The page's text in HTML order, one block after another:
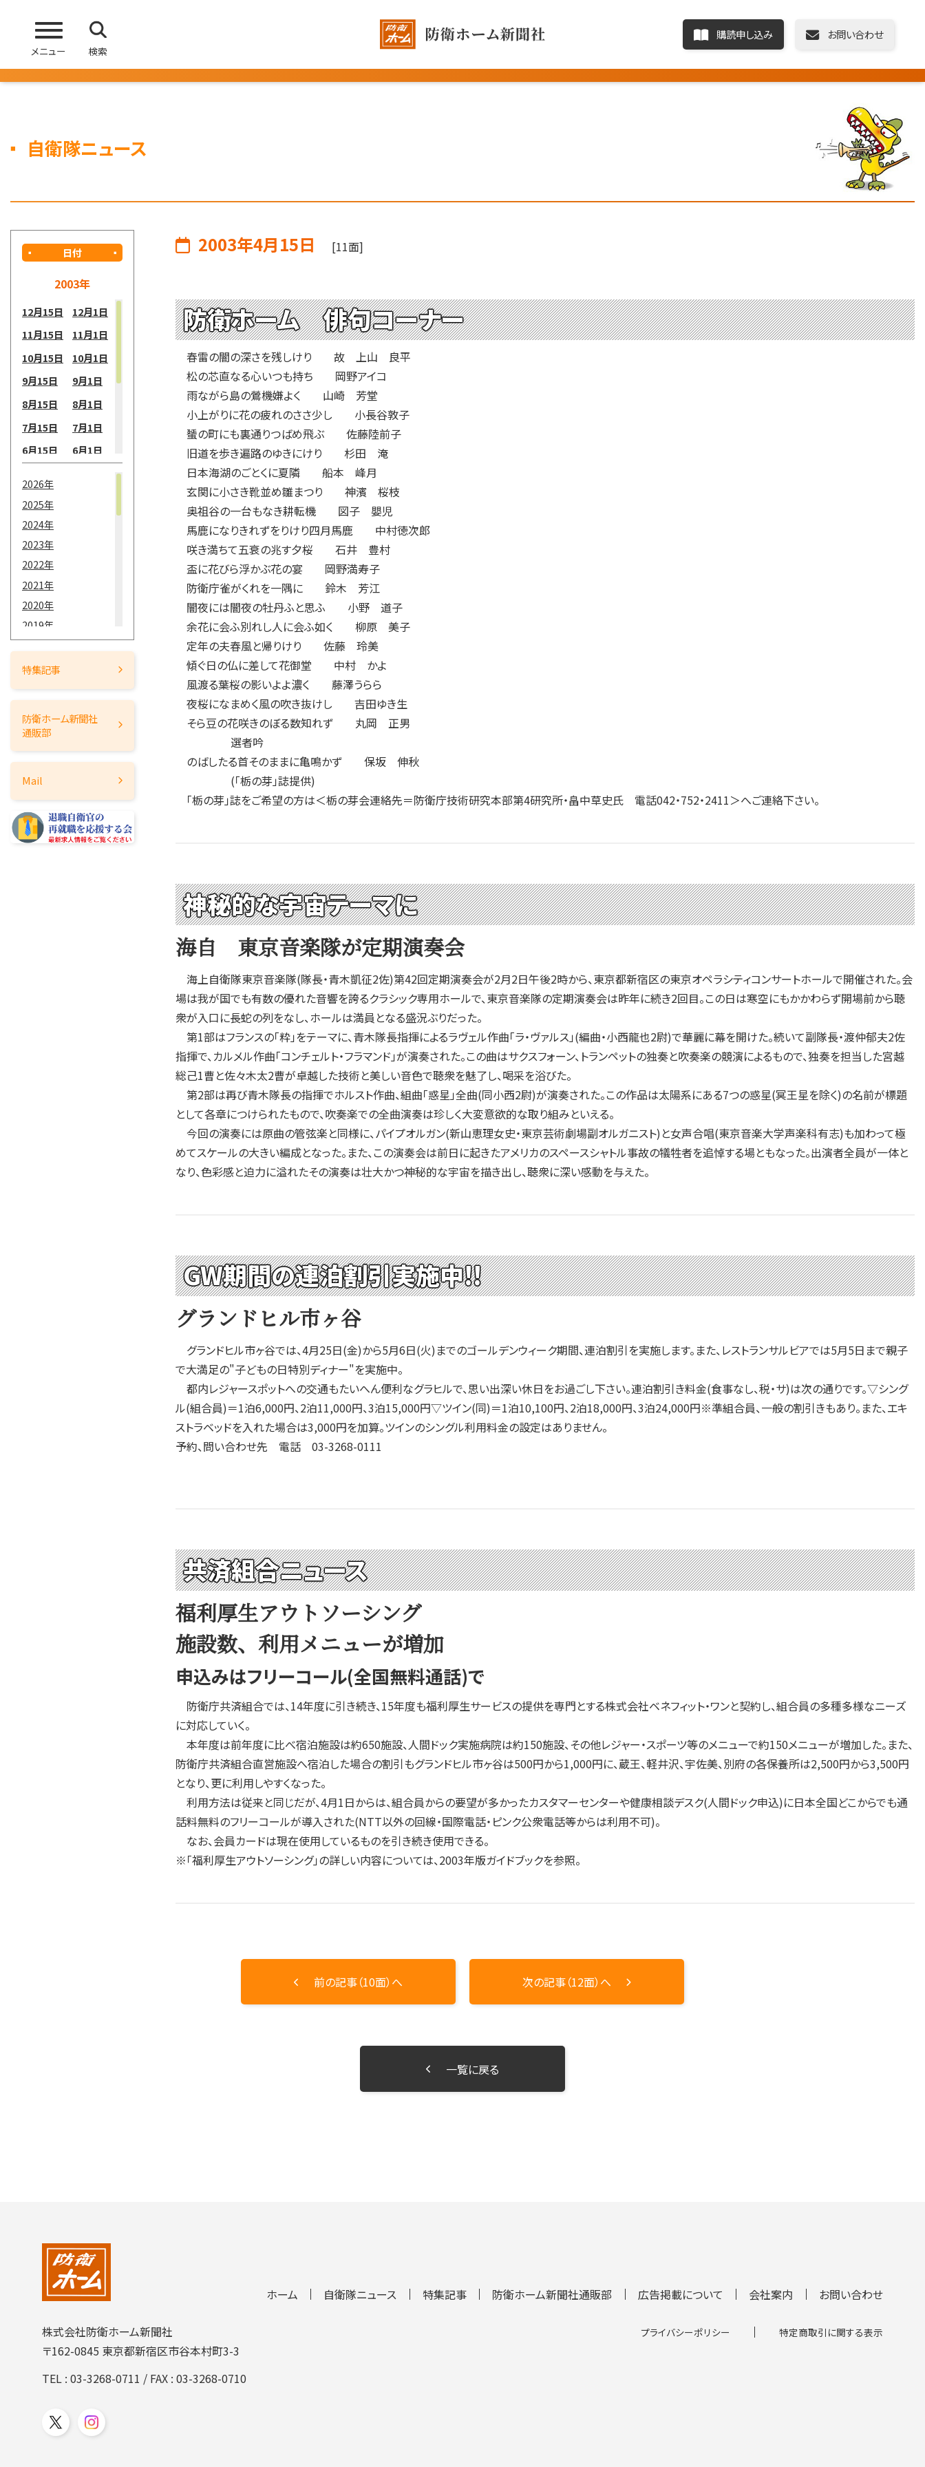
メニュー 検索
購読申し込み お問い合わせ
自衛隊ニュース
日付
2003年
12月15日
12月1日
11月15日
11月1日
10月15日
10月1日
9月15日
9月1日
8月15日
8月1日
7月15日
7月1日
6月15日
6月1日
3月15日
2月15日
1月15日
2026年
2025年
2024年
2023年
2022年
2021年
2020年
2019年
2018年
2017年
2014年
2012年
2011年
2009年
2008年
特集記事
防衛ホーム新聞社
通販部
Mail
2003年4月15日 [11面]
防衛ホーム 俳句コーナー
春雷の闇の深さを残しけり 故 上山 良平
松の芯直なる心いつも持ち 岡野アイコ
雨ながら島の鶯機嫌よく 山崎 芳堂
小上がりに花の疲れのささ少し 小長谷敦子
蜑の町にも裏通りつばめ飛ぶ 佐藤陸前子
旧道を歩き遍路のゆきにけり 杉田 淹
日本海湖のごとくに夏隣 船本 峰月
玄関に小さき靴並め雛まつり 神濱 桜枝
奥祖谷の一台もなき耕転機 図子 嬰児
馬鹿になりきれずをりけり四月馬鹿 中村徳次郎
咲き満ちて五衰の兆す夕桜 石井 豊村
盃に花びら浮かぶ花の宴 岡野満寿子
防衛庁雀がくれを一隅に 鈴木 芳江
闇夜には闇夜の牡丹ふと思ふ 小野 道子
余花に会ふ別れし人に会ふ如く 柳原 美子
定年の夫春風と帰りけり 佐藤 玲美
傾ぐ日の仏に差して花御堂 中村 かよ
風渡る葉桜の影いよよ濃く 藤澤うらら
夜桜になまめく風の吹き抜けし 吉田ゆき生
そら豆の花咲きのぼる数知れず 丸岡 正男
選者吟
のばしたる首そのままに亀鳴かず 保坂 伸秋
(「栃の芽」誌提供)
「栃の芽」誌をご希望の方は＜栃の芽会連絡先＝防衛庁技術研究本部第4研究所・畠中草史氏 電話042・752・2411＞へご連絡下さい。
神秘的な宇宙テーマに
海自 東京音楽隊が定期演奏会
海上自衛隊東京音楽隊(隊長・青木凱征2佐)第42回定期演奏会が2月2日午後2時から、東京都新宿区の東京オペラシティコンサートホールで開催された。会
場は我が国でも有数の優れた音響を誇るクラシック専用ホールで、東京音楽隊の定期演奏会は昨年に続き2回目。この日は寒空にもかかわらず開場前から聴
衆が入口に長蛇の列をなし、ホールは満員となる盛況ぶりだった。
第1部はフランスの「粋」をテーマに、青木隊長指揮によるラヴェル作曲「ラ・ヴァルス」(編曲・小西龍也2尉)で華麗に幕を開けた。続いて副隊長・渡仲郁夫2佐
指揮で、カルメル作曲「コンチェルト・フラマンド」が演奏された。この曲はサクスフォーン、トランペットの独奏と吹奏楽の競演によるもので、独奏を担当した宮越
総己1曹と佐々木太2曹が卓越した技術と美しい音色で聴衆を魅了し、喝采を浴びた。
第2部は再び青木隊長の指揮でホルスト作曲、組曲「惑星」全曲(同小西2尉)が演奏された。この作品は太陽系にある7つの惑星(冥王星を除く)の名前が標題
として各章につけられたもので、吹奏楽での全曲演奏は珍しく大変意欲的な取り組みといえる。
今回の演奏には原曲の管弦楽と同様に、パイプオルガン(新山恵理女史・東京芸術劇場副オルガニスト)と女声合唱(東京音楽大学声楽科有志)も加わって極
めてスケールの大きい編成となった。また、この演奏会は前日に起きたアメリカのスペースシャトル事故の犠牲者を追悼する場ともなった。出演者全員が一体と
なり、色彩感と迫力に溢れたその演奏は壮大かつ神秘的な宇宙を描き出し、聴衆に深い感動を与えた。
GW期間の連泊割引実施中!!
グランドヒル市ヶ谷
グランドヒル市ヶ谷では、4月25日(金)から5月6日(火)までのゴールデンウィーク期間、連泊割引を実施します。また、レストランサルビアでは5月5日まで親子
で大満足の"子どもの日特別ディナー"を実施中。
都内レジャースポットへの交通もたいへん便利なグラヒルで、思い出深い休日をお過ごし下さい。連泊割引き料金(食事なし、税・サ)は次の通りです。▽シング
ル(組合員)＝1泊6,000円、2泊11,000円、3泊15,000円▽ツイン(同)＝1泊10,100円、2泊18,000円、3泊24,000円※準組合員、一般の割引きもあり。また、エキ
ストラベッドを入れた場合は3,000円を加算。ツインのシングル利用料金の設定はありません。
予約、問い合わせ先 電話 03-3268-0111
共済組合ニュース
福利厚生アウトソーシング
施設数、利用メニューが増加
申込みはフリーコール(全国無料通話)で
防衛庁共済組合では、14年度に引き続き、15年度も福利厚生サービスの提供を専門とする株式会社ベネフィット・ワンと契約し、組合員の多種多様なニーズ
に対応していく。
本年度は前年度に比べ宿泊施設は約650施設、人間ドック実施病院は約150施設、その他レジャー・スポーツ等のメニューで約150メニューが増加した。また、
防衛庁共済組合直営施設へ宿泊した場合の割引もグランドヒル市ヶ谷は500円から1,000円に、蔵王、軽井沢、宇佐美、別府の各保養所は2,500円から3,500円
となり、更に利用しやすくなった。
利用方法は従来と同じだが、4月1日からは、組合員からの要望が多かったカスタマーセンターや健康相談デスク(人間ドック申込)に日本全国どこからでも通
話料無料のフリーコールが導入された(NTT以外の回線・国際電話・ピンク公衆電話等からは利用不可)。
なお、会員カードは現在使用しているものを引き続き使用できる。
※「福利厚生アウトソーシング」の詳しい内容については、2003年版ガイドブックを参照。
前の記事（10面）へ 次の記事（12面）へ
一覧に戻る
株式会社防衛ホーム新聞社
〒162-0845 東京都新宿区市谷本村町3-3
TEL :03-3268-0711 / FAX : 03-3268-0710
ホーム 自衛隊ニュース 特集記事 防衛ホーム新聞社通販部 広告掲載について 会社案内 お問い合わせ
プライバシーポリシー 特定商取引に関する表示